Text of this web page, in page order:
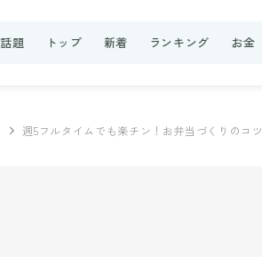
話題 トップ 新着 ランキング お金
週5フルタイムでも楽チン！お弁当づくりのコツ